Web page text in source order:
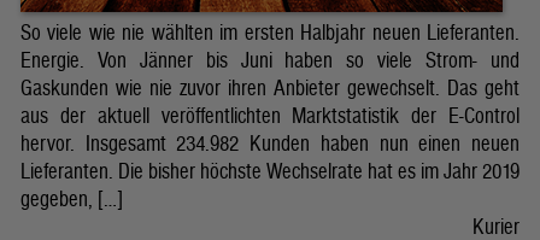
So viele wie nie wählten im ersten Halbjahr neuen Lieferanten.
Energie. Von Jänner bis Juni haben so viele Strom- und
Gaskunden wie nie zuvor ihren Anbieter gewechselt. Das geht
aus der aktuell veröffentlichten Marktstatistik der E-Control
hervor. Insgesamt 234.982 Kunden haben nun einen neuen
Lieferanten. Die bisher höchste Wechselrate hat es im Jahr 2019
gegeben, […]
Kurier